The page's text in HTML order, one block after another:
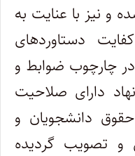
و نیز با عنایت به
دستاوردهای
چارچوب ضوابط و
دارای صلاحیت
دانشجویان و
و تصویب گردیده